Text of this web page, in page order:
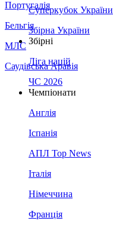
Португалія
Бельгія
МЛС
Саудівська Аравія
Суперкубок України
Збірна України
Збірні
Ліга націй
ЧС 2026
Чемпіонати
Англія
Іспанія
АПЛ Top News
Італія
Німеччина
Франція